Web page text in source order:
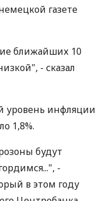
газете
ближайших 10
- сказал
уровень инфляции
1,8%.
будут
-
в этом году